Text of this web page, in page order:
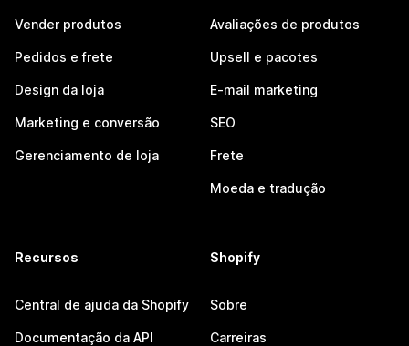
Vender produtos
Pedidos e frete
Design da loja
Marketing e conversão
Gerenciamento de loja
Avaliações de produtos
Upsell e pacotes
E-mail marketing
SEO
Frete
Moeda e tradução
Recursos
Central de ajuda da Shopify
Documentação da API
Shopify
Sobre
Carreiras